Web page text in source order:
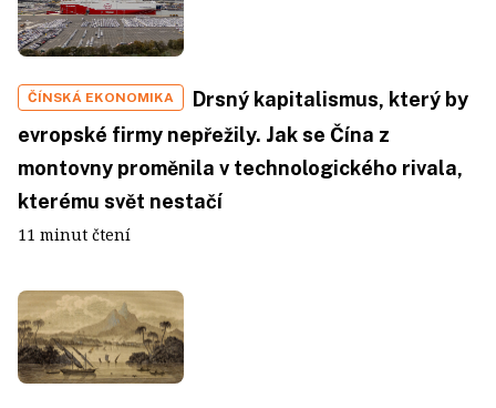
ČÍNSKÁ EKONOMIKA
Drsný kapitalismus, který by
evropské firmy nepřežily. Jak se Čína z
montovny proměnila v technologického rivala,
kterému svět nestačí
11 minut čtení